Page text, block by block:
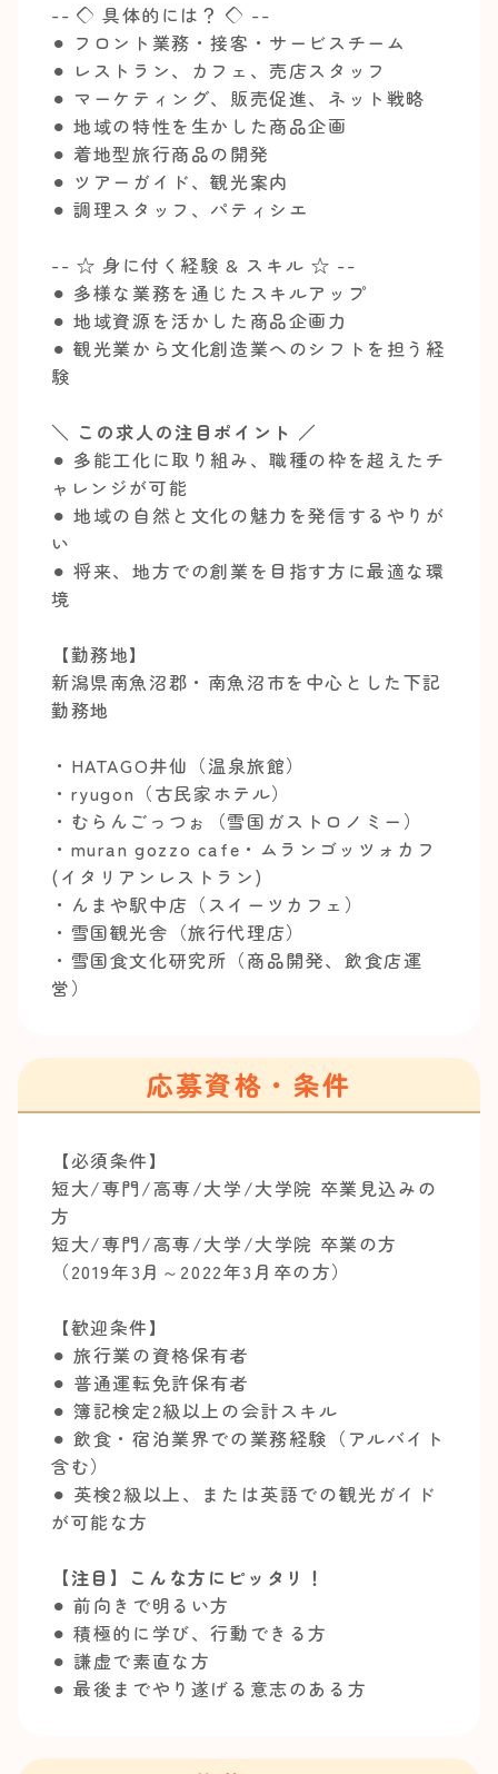
-- ◇ 具体的には？ ◇ --
⚫︎ フロント業務・接客・サービスチーム
⚫︎ レストラン、カフェ、売店スタッフ
⚫︎ マーケティング、販売促進、ネット戦略
⚫︎ 地域の特性を生かした商品企画
⚫︎ 着地型旅行商品の開発
⚫︎ ツアーガイド、観光案内
⚫︎ 調理スタッフ、パティシエ
-- ☆ 身に付く経験 & スキル ☆ --
⚫︎ 多様な業務を通じたスキルアップ
⚫︎ 地域資源を活かした商品企画力
⚫︎ 観光業から文化創造業へのシフトを担う経
験
＼ この求人の注目ポイント ／
⚫︎ 多能工化に取り組み、職種の枠を超えたチ
ャレンジが可能
⚫︎ 地域の自然と文化の魅力を発信するやりが
い
⚫︎ 将来、地方での創業を目指す方に最適な環
境
【勤務地】
新潟県南魚沼郡・南魚沼市を中心とした下記
勤務地
・HATAGO井仙（温泉旅館）
・ryugon（古民家ホテル）
・むらんごっつぉ（雪国ガストロノミー）
・muran gozzo cafe・ムランゴッツォカフ
(イタリアンレストラン)
・んまや駅中店（スイーツカフェ）
・雪国観光舎（旅行代理店）
・雪国食文化研究所（商品開発、飲食店運
営）
応募資格・条件
【必須条件】
短大/専門/高専/大学/大学院 卒業見込みの
方
短大/専門/高専/大学/大学院 卒業の方
（2019年3月～2022年3月卒の方）
【歓迎条件】
⚫︎ 旅行業の資格保有者
⚫︎ 普通運転免許保有者
⚫︎ 簿記検定2級以上の会計スキル
⚫︎ 飲食・宿泊業界での業務経験（アルバイト
含む）
⚫︎ 英検2級以上、または英語での観光ガイド
が可能な方
【注目】こんな方にピッタリ！
⚫︎ 前向きで明るい方
⚫︎ 積極的に学び、行動できる方
⚫︎ 謙虚で素直な方
⚫︎ 最後までやり遂げる意志のある方